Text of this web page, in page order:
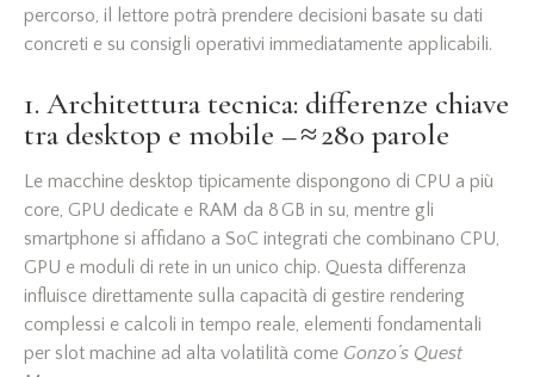
percorso, il lettore potrà prendere decisioni basate su dati
concreti e su consigli operativi immediatamente applicabili.
1. Architettura tecnica: differenze chiave
tra desktop e mobile – ≈ 280 parole
Le macchine desktop tipicamente dispongono di CPU a più
core, GPU dedicate e RAM da 8 GB in su, mentre gli
smartphone si affidano a SoC integrati che combinano CPU,
GPU e moduli di rete in un unico chip. Questa differenza
influisce direttamente sulla capacità di gestire rendering
complessi e calcoli in tempo reale, elementi fondamentali
per slot machine ad alta volatilità come Gonzo’s Quest